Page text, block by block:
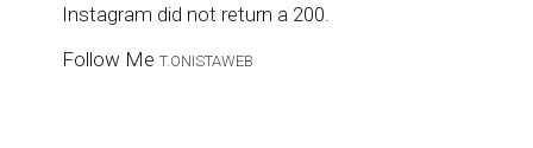
Instagram did not return a 200.
Follow Me T.ONISTAWEB